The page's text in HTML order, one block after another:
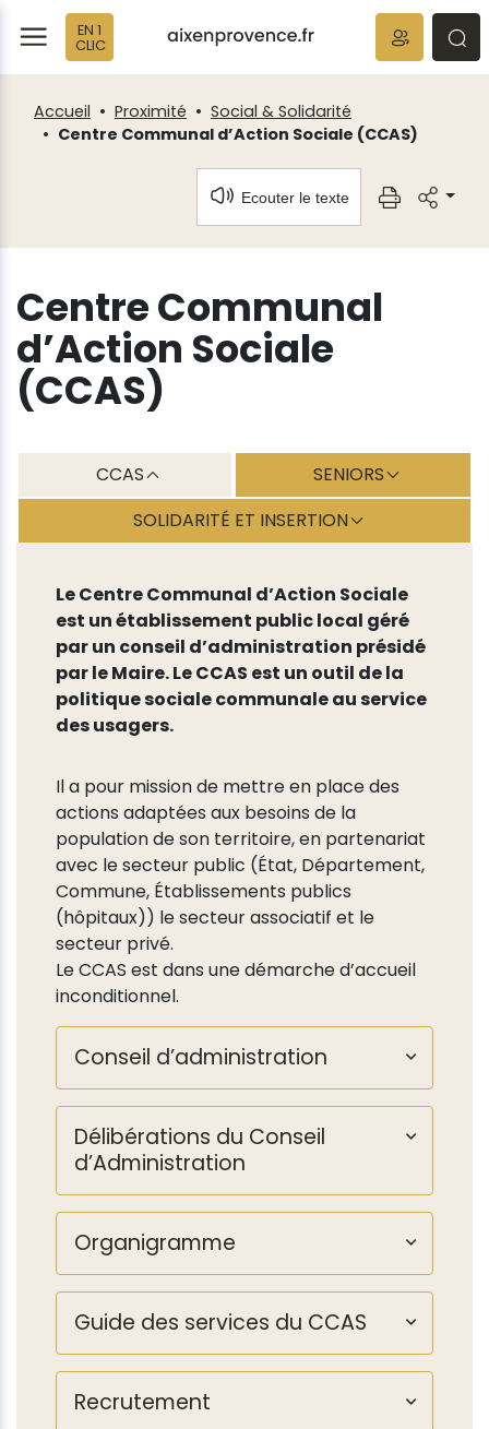
EN 1
CLIC
Accueil Proximité
Social & Solidarité
Centre Communal d’Action Sociale (CCAS)
Ecouter le texte
Centre Communal
d’Action Sociale
(CCAS)
CCAS
SENIORS
SOLIDARITÉ ET INSERTION
Le Centre Communal d’Action Sociale
est un établissement public local géré
par un conseil d’administration présidé
par le Maire. Le CCAS est un outil de la
politique sociale communale au service
des usagers.
Il a pour mission de mettre en place des
actions adaptées aux besoins de la
population de son territoire, en partenariat
avec le secteur public (État, Département,
Commune, Établissements publics
(hôpitaux)) le secteur associatif et le
secteur privé.
Le CCAS est dans une démarche d’accueil
inconditionnel.
Conseil d’administration
Délibérations du Conseil
d’Administration
Organigramme
Guide des services du CCAS
Recrutement
Fenêtre
de
chat
Panneau de gestion des cookies